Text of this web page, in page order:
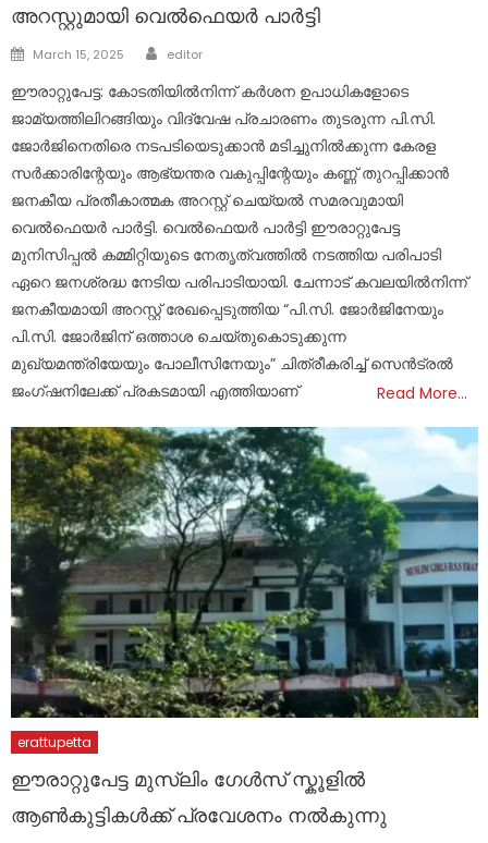
അറസ്റ്റുമായി വെൽഫെയർ പാർട്ടി
Posted
March 15, 2025 Author
editor
ഈരാറ്റുപേട്ട: കോടതിയിൽനിന്ന് കർശന ഉപാധികളോടെ
ജാമ്യത്തിലിറങ്ങിയും വിദ്വേഷ പ്രചാരണം തുടരുന്ന പി.സി.
ജോർജിനെതിരെ നടപടിയെടുക്കാൻ മടിച്ചുനിൽക്കുന്ന കേരള
സർക്കാരിന്റേയും ആഭ്യന്തര വകുപ്പിന്റേയും കണ്ണ് തുറപ്പിക്കാൻ
ജനകീയ പ്രതീകാത്മക അറസ്റ്റ് ചെയ്യൽ സമരവുമായി
വെൽഫെയർ പാർട്ടി. വെൽഫെയർ പാർട്ടി ഈരാറ്റുപേട്ട
മുനിസിപ്പൽ കമ്മിറ്റിയുടെ നേതൃത്വത്തിൽ നടത്തിയ പരിപാടി
ഏറെ ജനശ്രദ്ധ നേടിയ പരിപാടിയായി. ചേന്നാട് കവലയിൽനിന്ന്
ജനകീയമായി അറസ്റ്റ് രേഖപ്പെടുത്തിയ “പി.സി. ജോർജിനേയും
പി.സി. ജോർജിന് ഒത്താശ ചെയ്തുകൊടുക്കുന്ന
മുഖ്യമന്ത്രിയേയും പോലീസിനേയും” ചിത്രീകരിച്ച് സെൻട്രൽ
ജംഗ്ഷനിലേക്ക് പ്രകടമായി എത്തിയാണ്
Read More…
erattupetta
ഈരാറ്റുപേട്ട മുസ്ലിം ഗേൾസ് സ്കൂളിൽ
ആൺകുട്ടികൾക്ക് പ്രവേശനം നൽകുന്നു